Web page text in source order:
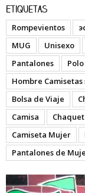
artistas
Etiquetas
Rompevientos
MUG
Unisexo
Pantalones
Hombre
Bolsa de Viaje
Camisa
Camiseta Mujer
Pantalones de